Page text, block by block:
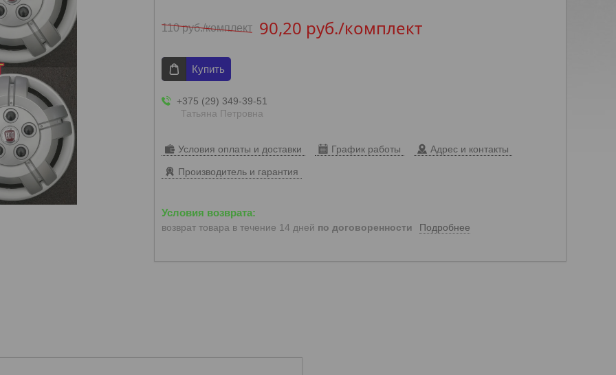
110руб./комплект 90,20 руб./комплект
Купить
+375 (29) 349-39-51
Татьяна Петровна
Условия оплаты и доставки График работы Адрес и контакты
Производитель и гарантия
возврат товара в течение 14 дней по договоренности Подробнее